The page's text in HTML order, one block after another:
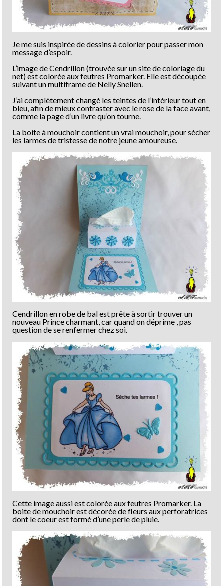
Je me suis inspirée de dessins à colorier pour passer mon
message d’espoir.
L’image de Cendrillon (trouvée sur un site de coloriage du
net) est colorée aux feutres Promarker. Elle est découpée
suivant un multiframe de Nelly Snellen.
J’ai complètement changé les teintes de l’intérieur tout en
bleu, afin de mieux contraster avec le rose de la face avant,
comme la page d’un livre qu’on tourne.
La boite à mouchoir contient un vrai mouchoir, pour sécher
les larmes de tristesse de notre jeune amoureuse.
Cendrillon en robe de bal est prête à sortir trouver un
nouveau Prince charmant, car quand on déprime , pas
question de se renfermer chez soi.
Cette image aussi est colorée aux feutres Promarker. La
boite de mouchoir est décorée de fleurs aux perforatrices
dont le coeur est formé d’une perle de pluie.